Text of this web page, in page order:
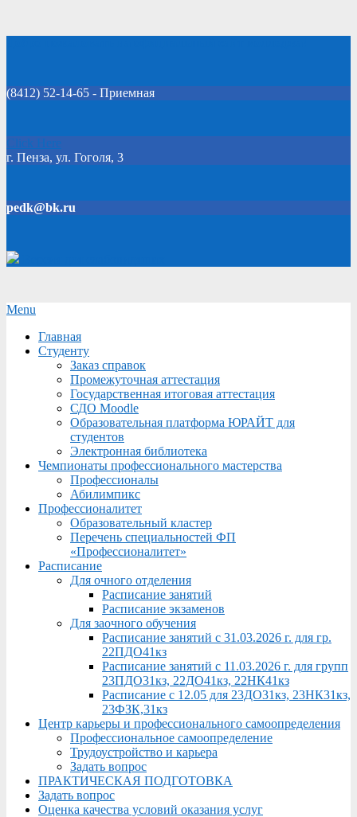
(8412) 52-14-65 - Приемная
Click Here
г. Пенза, ул. Гоголя, 3
pedk@bk.ru
Secondary
Menu
Menu
Главная
Студенту
Заказ справок
Промежуточная аттестация
Государственная итоговая аттестация
СДО Moodle
Образовательная платформа ЮРАЙТ для
студентов
Электронная библиотека
Чемпионаты профессионального мастерства
Профессионалы
Абилимпикс
Профессионалитет
Образовательный кластер
Перечень специальностей ФП
«Профессионалитет»
Расписание
Для очного отделения
Расписание занятий
Расписание экзаменов
Для заочного обучения
Расписание занятий с 31.03.2026 г. для гр.
22ПДО41кз
Расписание занятий с 11.03.2026 г. для групп
23ПДО31кз, 22ДО41кз, 22НК41кз
Расписание с 12.05 для 23ДО31кз, 23НК31кз,
23ФЗК,31кз
Центр карьеры и профессионального самоопределения
Профессиональное самоопределение
Трудоустройство и карьера
Задать вопрос
ПРАКТИЧЕСКАЯ ПОДГОТОВКА
Задать вопрос
Оценка качества условий оказания услуг